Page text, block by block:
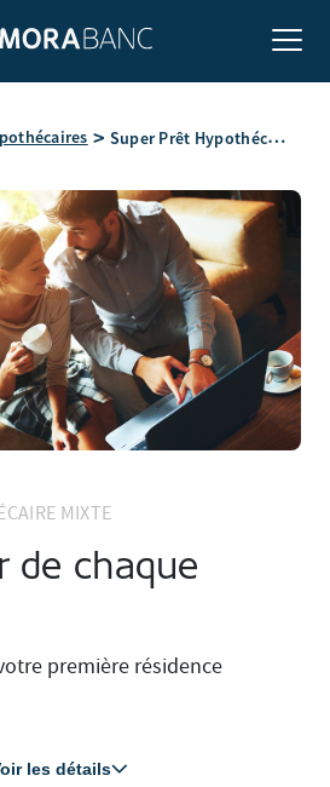
Super Prêt Hypothécaire Mixte
MIXTE
de chaque
première résidence
les détails